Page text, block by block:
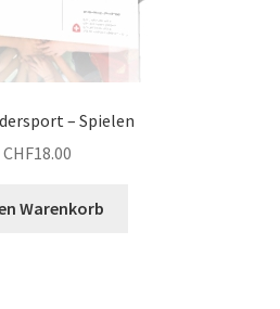
– Spielen
CHF18.00
Warenkorb